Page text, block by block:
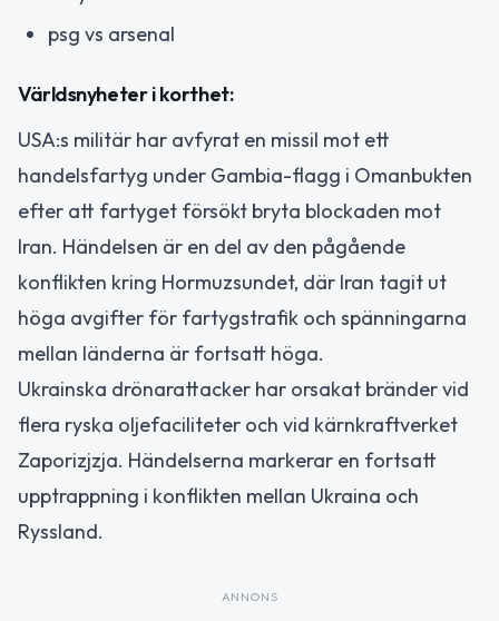
psg vs arsenal
Världsnyheter i korthet:
USA:s militär har avfyrat en missil mot ett
handelsfartyg under Gambia-flagg i Omanbukten
efter att fartyget försökt bryta blockaden mot
Iran. Händelsen är en del av den pågående
konflikten kring Hormuzsundet, där Iran tagit ut
höga avgifter för fartygstrafik och spänningarna
mellan länderna är fortsatt höga.
Ukrainska drönarattacker har orsakat bränder vid
flera ryska oljefaciliteter och vid kärnkraftverket
Zaporizjzja. Händelserna markerar en fortsatt
upptrappning i konflikten mellan Ukraina och
Ryssland.
ANNONS